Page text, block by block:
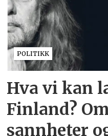
POLITIKK
Hva vi kan
Finland?
sannheter